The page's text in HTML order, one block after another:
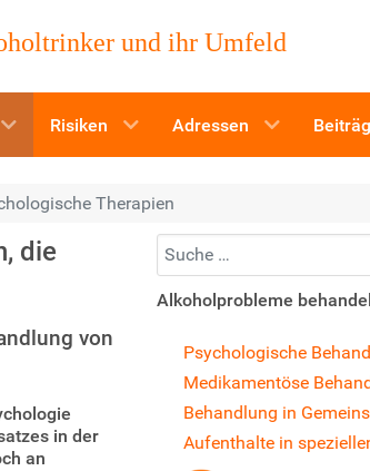
und ihr Umfeld
Risiken Adressen
Therapien
die
von
in der
an
Suchen...
Alkoholprobleme
Psychologische
Medikamentöse
Behandlung in
Aufenthalte in